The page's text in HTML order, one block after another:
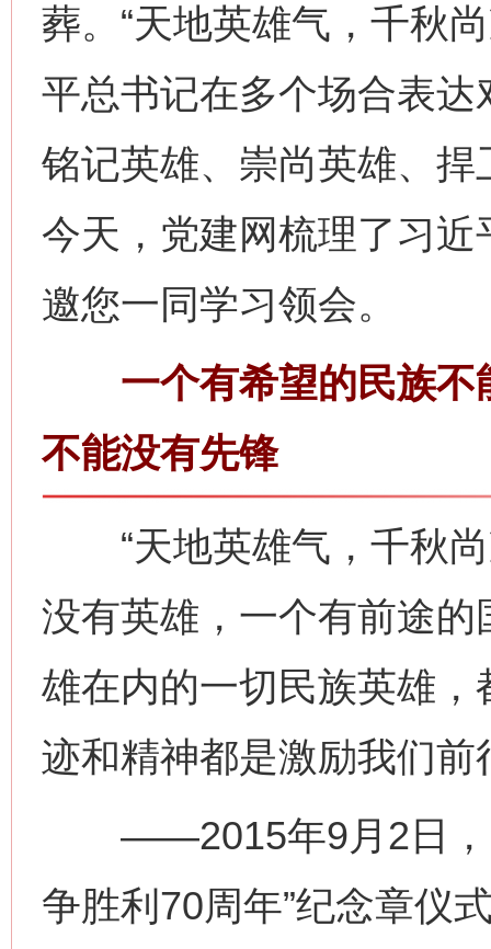
葬。“天地英雄气，千秋
平总书记在多个场合表
铭记英雄、崇尚英雄、
今天，党建网梳理了习
邀您一同学习领会。
一个有希望的民族不
不能没有先锋
“天地英雄气，千秋尚
没有英雄，一个有前途
雄在内的一切民族英雄
迹和精神都是激励我们前
——2015年9月2日，习
争胜利70周年”纪念章仪